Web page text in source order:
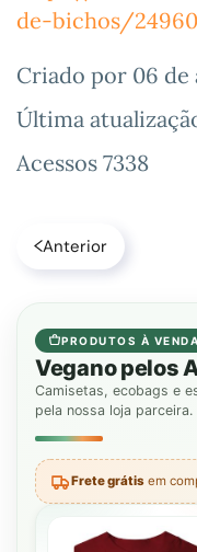
de-bichos/
Criado por 06 de
Última
Acessos 7338
Anterior
PRODUTOS À VENDA
Vegano pelos
Camisetas, ecobags e
pela nossa loja parceira.
Frete grátis em